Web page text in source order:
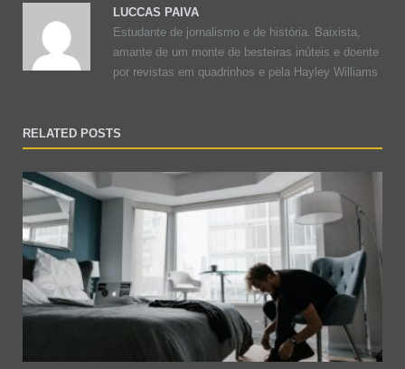
LUCCAS PAIVA
Estudante de jornalismo e de história. Baixista,
amante de um monte de besteiras inúteis e doente
por revistas em quadrinhos e pela Hayley Williams
RELATED POSTS